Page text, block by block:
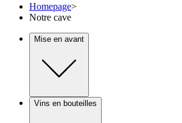
Homepage>
Notre cave
Mise en avant
Vins en bouteilles